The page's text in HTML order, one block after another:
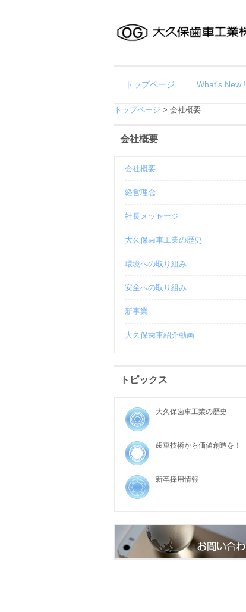
トップページ What's New !
トップページ > 会社概要
会社概要
会社概要
経営理念
社長メッセージ
大久保歯車工業の歴史
環境への取り組み
安全への取り組み
新事業
大久保歯車紹介動画
トピックス
大久保歯車工業の歴史
歯車技術から価値創造を！
新卒採用情報